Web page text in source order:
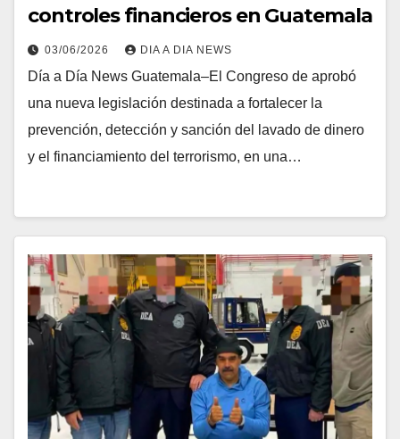
controles financieros en Guatemala
03/06/2026 DIA A DIA NEWS
Día a Día News Guatemala–El Congreso de aprobó
una nueva legislación destinada a fortalecer la
prevención, detección y sanción del lavado de dinero
y el financiamiento del terrorismo, en una…